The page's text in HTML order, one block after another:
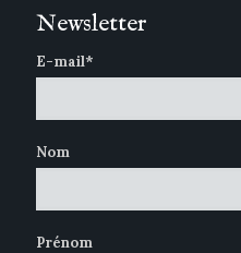
Newsletter
E-mail*
Nom
Prénom